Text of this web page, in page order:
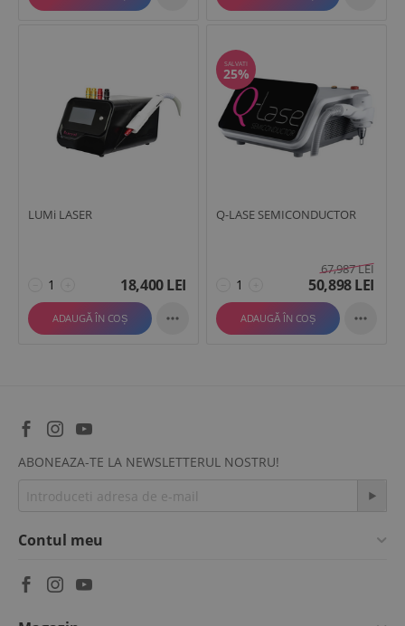
LUMi LASER
18,400LEI
ADAUGĂ ÎN COȘ 
SALVATI
25%
Q-LASE SEMICONDUCTOR
67,987LEI
50,898LEI
ADAUGĂ ÎN COȘ 
ABONEAZA-TE LA NEWSLETTERUL NOSTRU!
Contul meu